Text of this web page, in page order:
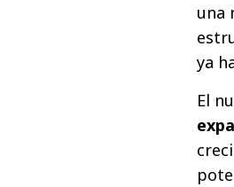
una
ya
El